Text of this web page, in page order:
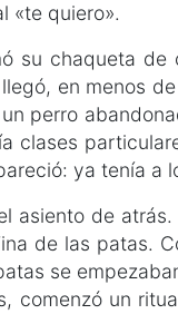
«te quiero».
su chaqueta
en menos
perro
clases
ya tenía a
asiento de
de las patas.
se
comenzó un